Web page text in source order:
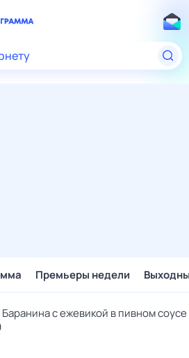
Премьеры недели
с ежевикой в пивном соусе